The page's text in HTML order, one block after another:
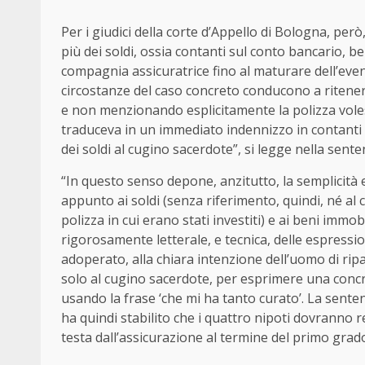
Per i giudici della corte d’Appello di Bologna,
più dei soldi, ossia contanti sul conto bancario,
compagnia assicuratrice fino al maturare
circostanze del caso concreto conducono a
e non menzionando esplicitamente la polizza
traduceva in un immediato indennizzo in
dei soldi al cugino sacerdote”, si legge nella
“In questo senso depone, anzitutto, la
appunto ai soldi (senza riferimento, quindi, né
polizza in cui erano stati investiti) e ai beni
rigorosamente letterale, e tecnica, delle
adoperato, alla chiara intenzione dell’uomo di
solo al cugino sacerdote, per esprimere una
usando la frase ‘che mi ha tanto curato’. La
ha quindi stabilito che i quattro nipoti dovranno
testa dall’assicurazione al termine del primo